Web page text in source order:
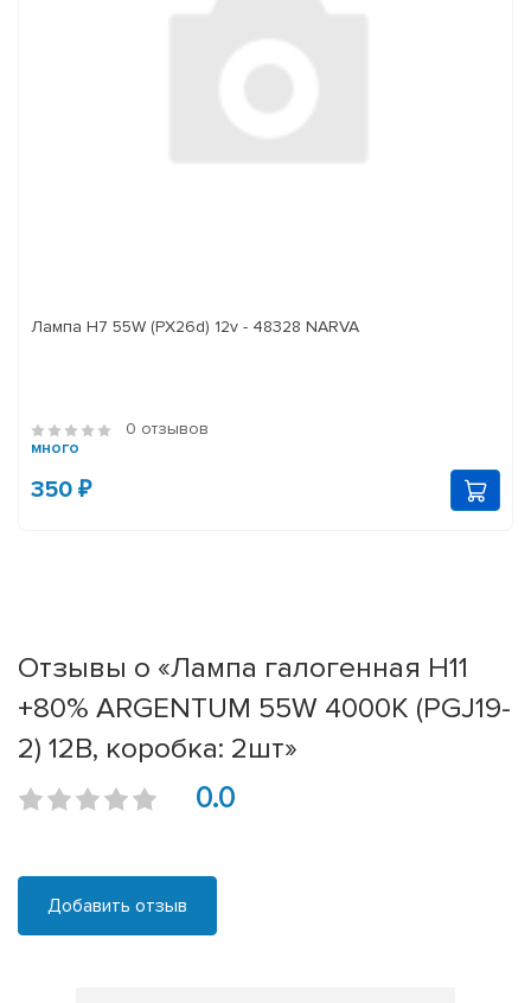
Лампа H7 55W (PX26d) 12v - 48328 NARVA
0 отзывов
много
350 ₽
Отзывы о «Лампа галогенная H11
+80% ARGENTUM 55W 4000К (PGJ19-
2) 12В, коробка: 2шт»
0.0
Добавить отзыв